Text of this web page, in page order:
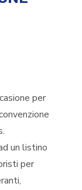
per
un listino
per